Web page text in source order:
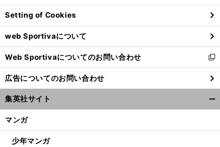
ン
ド
ウ
で
開
く
Setting of Cookies
web Sportivaについて
Web Sportivaについてのお問い合わせ
新
し
い
ウ
ィ
ン
ウ
広告についてのお問い合わせ
集英社サイト
マンガ
少年マンガ